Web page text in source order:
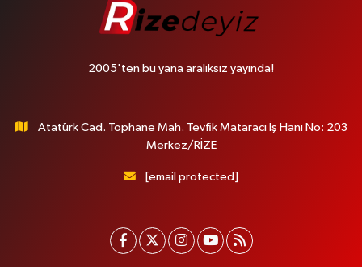
2005'ten bu yana aralıksız yayında!
Atatürk Cad. Tophane Mah. Tevfik Mataracı İş Hanı No: 203
Merkez/RİZE
[email protected]